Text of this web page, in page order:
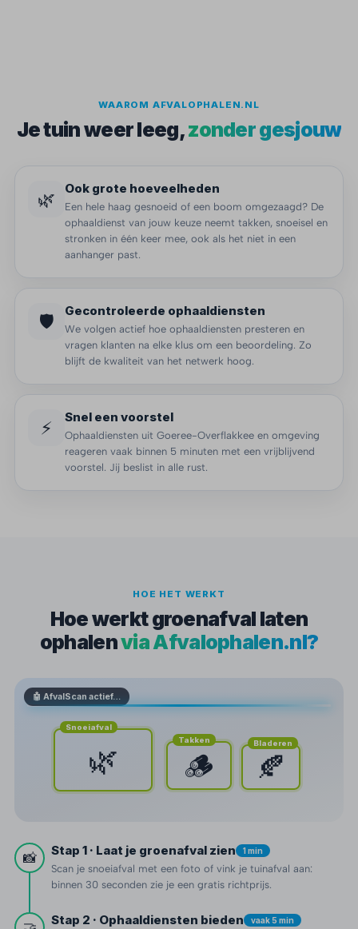
WAAROM AFVALOPHALEN.NL
Je tuin weer leeg,zonder gesjouw
🌿 Ook grote hoeveelheden
Een hele haag gesnoeid of een boom omgezaagd? De
ophaaldienst van jouw keuze neemt takken, snoeisel en
stronken in één keer mee, ook als het niet in een
aanhanger past.
🛡️ Gecontroleerde ophaaldiensten
We volgen actief hoe ophaaldiensten presteren en
vragen klanten na elke klus om een beoordeling. Zo
blijft de kwaliteit van het netwerk hoog.
⚡ Snel een voorstel
Ophaaldiensten uit Goeree-Overflakkee en omgeving
reageren vaak binnen 5 minuten met een vrijblijvend
voorstel. Jij beslist in alle rust.
HOE HET WERKT
Hoe werkt groenafval laten
ophalenvia Afvalophalen.nl?
🤖 AfvalScan actief…
Snoeiafval
🌿
Takken
🪵
Bladeren
🍂
📸 Stap 1 · Laat je groenafval zien 1 min
Scan je snoeiafval met een foto of vink je tuinafval aan:
binnen 30 seconden zie je een gratis richtprijs.
Stap 2 · Ophaaldiensten bieden vaak 5 min